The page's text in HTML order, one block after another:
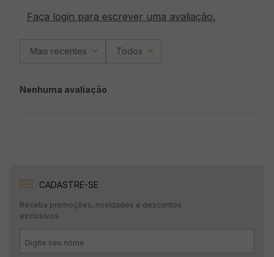
Faça login para escrever uma avaliação.
Mais recentes Todos
Nenhuma avaliação
CADASTRE-SE
Receba promoções, novidades e descontos
exclusivos.